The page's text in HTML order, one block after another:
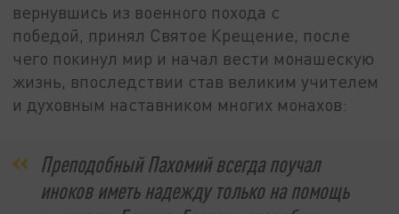
вернувшись из военного похода с
победой, принял Святое Крещение, после
чего покинул мир и начал вести монашескую
жизнь, впоследствии став великим учителем
и духовным наставником многих монахов:
Преподобный Пахомий всегда поучал
иноков иметь надежду только на помощь